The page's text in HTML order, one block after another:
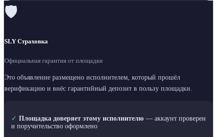
🛡
SLY Страховка
Официальная гарантия от площадки
Это объявление размещено исполнителем, который прошёл
верификацию и внёс гарантийный депозит в пользу площадки.
✓ Площадка доверяет этому исполнителю — аккаунт проверен
и поручительство оформлено